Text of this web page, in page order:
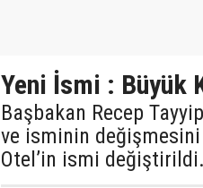
Yeni İsmi : Büyük
Başbakan Recep Tayyip
ve isminin
Otel’in ismi değiştirildi.